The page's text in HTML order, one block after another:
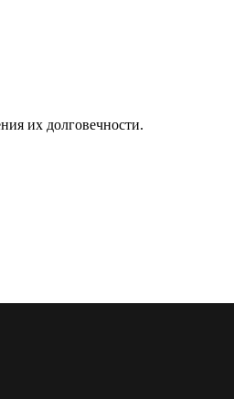
их долговечности.